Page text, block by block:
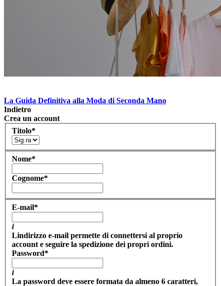
La Guida Definitiva alla Moda di Seconda Mano
Indietro
Crea un account
Titolo*
Nome*
Cognome*
E-mail*
i
Lindirizzo e-mail permette di connettersi al proprio
account e seguire la spedizione dei propri ordini.
Password*
i
La password deve essere formata da almeno 6 caratteri,